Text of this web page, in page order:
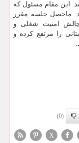
این مقام مسئول که
ماحصل جلسه مقرر
امنیت شغلی و
را مرتفع کرده و
(0)
X